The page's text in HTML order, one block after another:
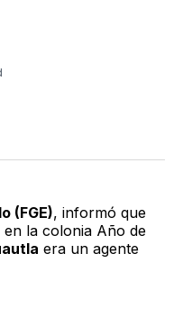
(FGE), informó que
la colonia Año de
era un agente